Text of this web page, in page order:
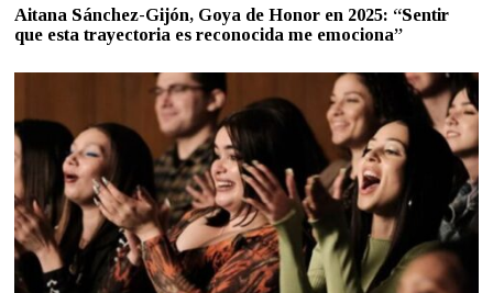
Aitana Sánchez-Gijón, Goya de Honor en 2025: “Sentir
que esta trayectoria es reconocida me emociona”